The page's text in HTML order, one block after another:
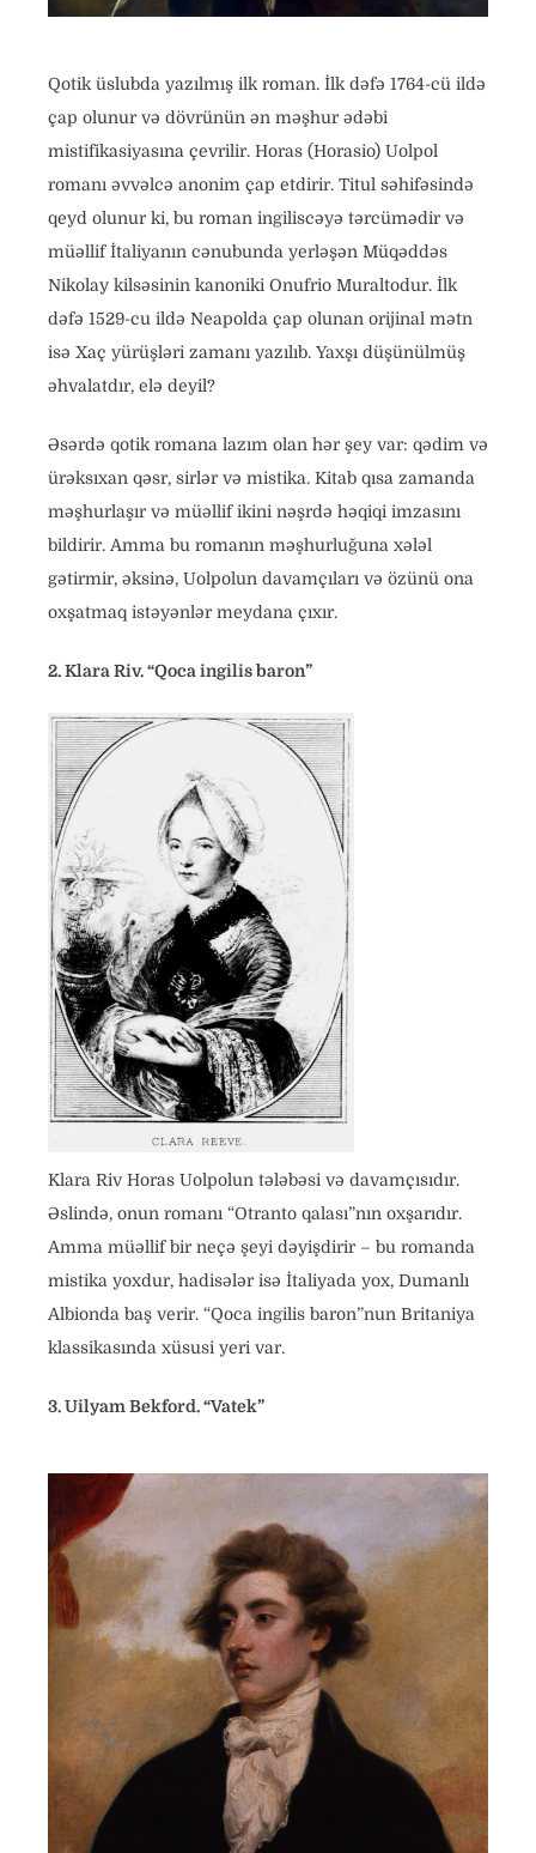
Qotik üslubda yazılmış ilk roman. İlk dəfə 1764-cü ildə
çap olunur və dövrünün ən məşhur ədəbi
mistifikasiyasına çevrilir. Horas (Horasio) Uolpol
romanı əvvəlcə anonim çap etdirir. Titul səhifəsində
qeyd olunur ki, bu roman ingiliscəyə tərcümədir və
müəllif İtaliyanın cənubunda yerləşən Müqəddəs
Nikolay kilsəsinin kanoniki Onufrio Muraltodur. İlk
dəfə 1529-cu ildə Neapolda çap olunan orijinal mətn
isə Xaç yürüşləri zamanı yazılıb. Yaxşı düşünülmüş
əhvalatdır, elə deyil?
Əsərdə qotik romana lazım olan hər şey var: qədim və
ürəksıxan qəsr, sirlər və mistika. Kitab qısa zamanda
məşhurlaşır və müəllif ikini nəşrdə həqiqi imzasını
bildirir. Amma bu romanın məşhurluğuna xələl
gətirmir, əksinə, Uolpolun davamçıları və özünü ona
oxşatmaq istəyənlər meydana çıxır.
2. Klara Riv. “Qoca ingilis baron”
Klara Riv Horas Uolpolun tələbəsi və davamçısıdır.
Əslində, onun romanı “Otranto qalası”nın oxşarıdır.
Amma müəllif bir neçə şeyi dəyişdirir – bu romanda
mistika yoxdur, hadisələr isə İtaliyada yox, Dumanlı
Albionda baş verir. “Qoca ingilis baron”nun Britaniya
klassikasında xüsusi yeri var.
3. Uilyam Bekford. “Vatek”